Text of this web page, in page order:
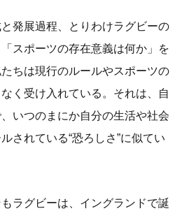
発展過程、とりわけラグビーの
スポーツの存在意義は何か」を
ちは現行のルールやスポーツの
く受け入れている。それは、自
いつのまにか自分の生活や社会
されている“恐ろしさ”に似てい
ラグビーは、イングランドで誕